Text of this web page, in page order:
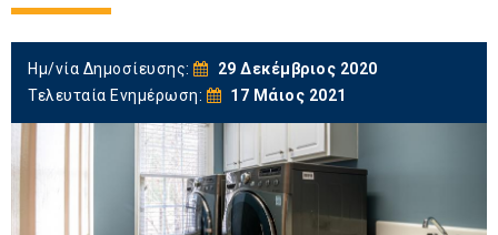
Ημ/νία Δημοσίευσης:
29 Δεκέμβριος 2020
Τελευταία Ενημέρωση:
17 Μάιος 2021